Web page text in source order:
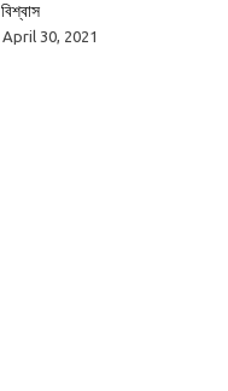
বিশ্বাস
April 30, 2021